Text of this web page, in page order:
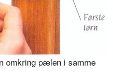
omkring pælen i samme